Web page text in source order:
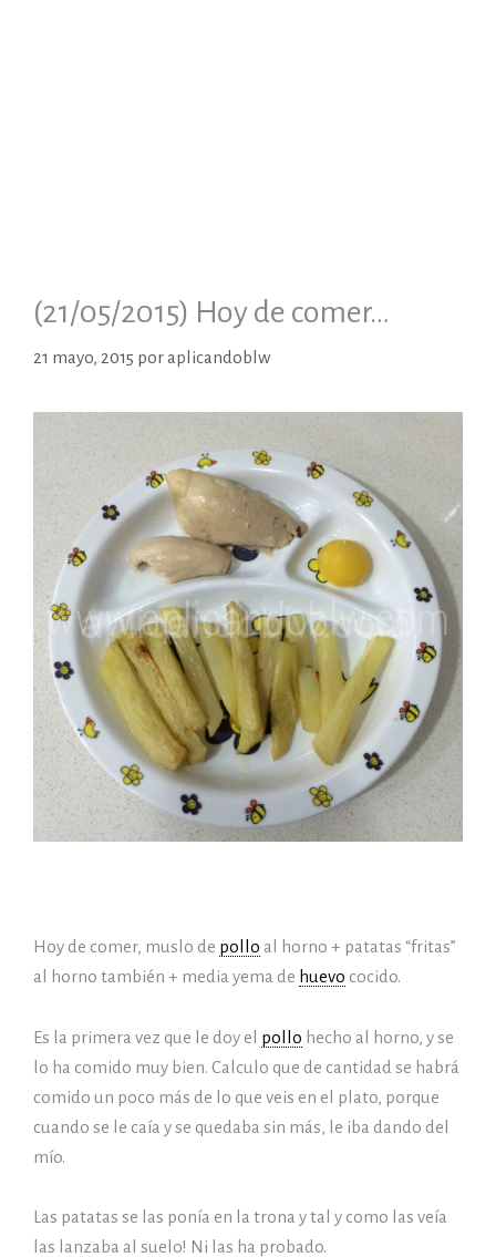
(21/05/2015) Hoy de comer…
21 mayo, 2015 poraplicandoblw
Hoy de comer, muslo de pollo al horno + patatas “fritas”
al horno también + media yema de huevo cocido.
Es la primera vez que le doy el pollo hecho al horno, y se
lo ha comido muy bien. Calculo que de cantidad se habrá
comido un poco más de lo que veis en el plato, porque
cuando se le caía y se quedaba sin más, le iba dando del
mío.
Las patatas se las ponía en la trona y tal y como las veía
las lanzaba al suelo! Ni las ha probado.